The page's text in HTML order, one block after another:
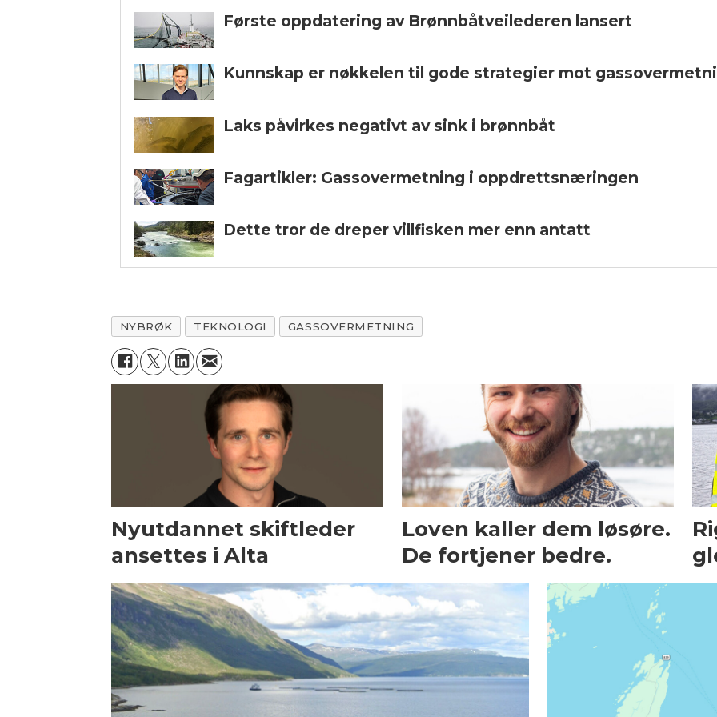
Første opp­datering av Brønnbåt­veilederen lansert
Kunnskap er nøkkelen til gode strategier mot
Laks påvirkes negativt av sink i brønnbåt
Fagartikler: Gassover­metning i oppdretts­næringen
Dette tror de dreper villfisken mer enn antatt
NYBRØK TEKNOLOGI GASSOVERMETNING
Nyutdannet skiftleder
ansettes i Alta
Loven kaller dem løsøre.
De fortjener bedre.